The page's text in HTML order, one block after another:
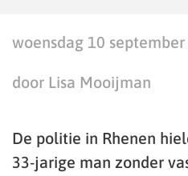
woensdag 10 september
door Lisa Mooijman
De politie in Rhenen
33-jarige man zonder